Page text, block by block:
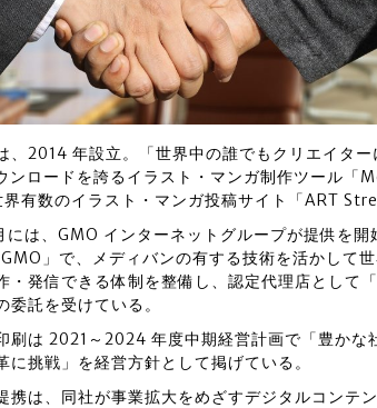
、2014 年設立。「世界中の誰でもクリエイタ
ンロードを誇るイラスト・マンガ制作ツール
有数のイラスト・マンガ投稿サイト「ART
は、GMO インターネットグループが提供を開
」で、メディバンの有する技術を活かして
・発信できる体制を整備し、認定代理店として
委託を受けている。
刷は 2021～2024 年度中期経営計画で「豊かな
に挑戦」を経営方針として掲げている。
携は、同社が事業拡大をめざすデジタルコンテ